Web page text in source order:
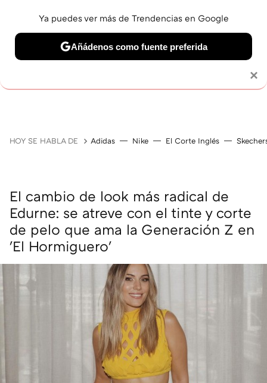
HOY SE HABLA DE Adidas Nike El Corte Inglés
El cambio de look más radical de
Edurne: se atreve con el tinte y corte
de pelo que ama la Generación Z en
'El Hormiguero'
×
Ya puedes ver más de Trendencias en Google
Añádenos como fuente preferida